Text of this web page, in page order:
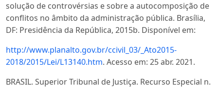
solução de controvérsias e sobre a autocomposição de
conflitos no âmbito da administração pública. Brasília,
DF: Presidência da República, 2015b. Disponível em:
http://www.planalto.gov.br/ccivil_03/_Ato2015-
2018/2015/Lei/L13140.htm. Acesso em: 25 abr. 2021.
BRASIL. Superior Tribunal de Justiça. Recurso Especial n.